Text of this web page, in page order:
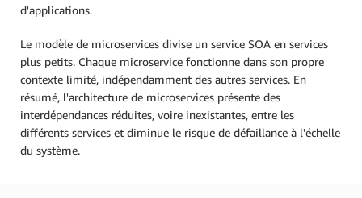
d'applications.
Le modèle de microservices divise un service SOA en services
plus petits. Chaque microservice fonctionne dans son propre
contexte limité, indépendamment des autres services. En
résumé, l'architecture de microservices présente des
interdépendances réduites, voire inexistantes, entre les
différents services et diminue le risque de défaillance à l'échelle
du système.